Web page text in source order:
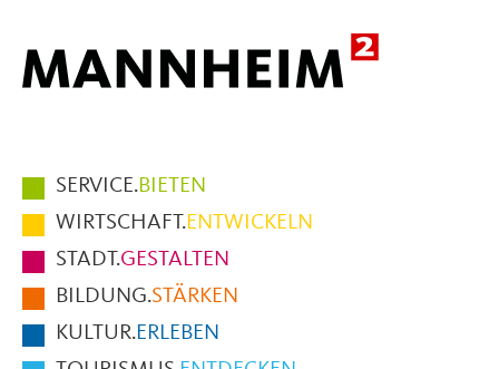
Hauptmenüpunkte
im
Fußbereich
der
Seite
SERVICE.BIETEN
WIRTSCHAFT.ENTWICKELN
STADT.GESTALTEN
BILDUNG.STÄRKEN
KULTUR.ERLEBEN